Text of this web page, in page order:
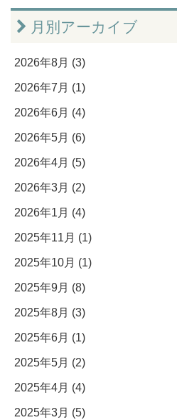
月別アーカイブ
2026年8月 (3)
2026年7月 (1)
2026年6月 (4)
2026年5月 (6)
2026年4月 (5)
2026年3月 (2)
2026年1月 (4)
2025年11月 (1)
2025年10月 (1)
2025年9月 (8)
2025年8月 (3)
2025年6月 (1)
2025年5月 (2)
2025年4月 (4)
2025年3月 (5)